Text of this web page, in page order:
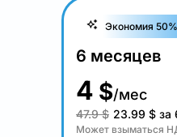
Экономия 50%
6 месяцев
4 $/мес
47.9 $ 23.99 $ за
Может взыматься